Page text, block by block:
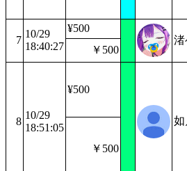
7
10/29
18:40:27
¥500
渚
￥500
8
10/29
18:51:05
¥500
如
￥500